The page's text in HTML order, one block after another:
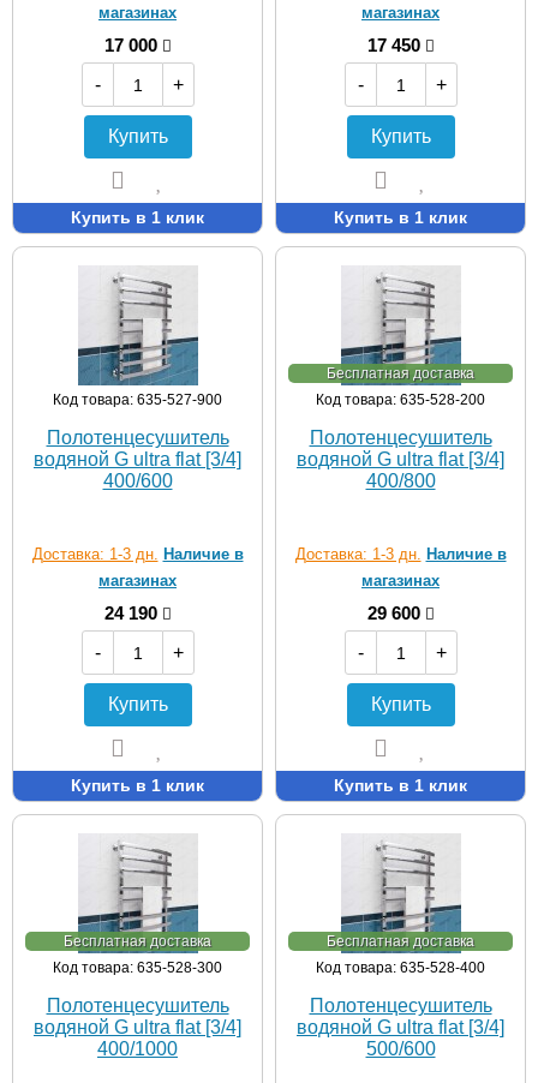
магазинах
17 000
-
+
Купить
Купить в 1 клик
магазинах
17 450
-
+
Купить
Купить в 1 клик
Код товара: 635-527-900
Полотенцесушитель
водяной G ultra flat [3/4]
400/600
Доставка: 1-3 дн. Наличие в
магазинах
24 190
-
+
Купить
Купить в 1 клик
Бесплатная доставка
Код товара: 635-528-200
Полотенцесушитель
водяной G ultra flat [3/4]
400/800
Доставка: 1-3 дн. Наличие в
магазинах
29 600
-
+
Купить
Купить в 1 клик
Бесплатная доставка
Код товара: 635-528-300
Полотенцесушитель
водяной G ultra flat [3/4]
400/1000
Бесплатная доставка
Код товара: 635-528-400
Полотенцесушитель
водяной G ultra flat [3/4]
500/600